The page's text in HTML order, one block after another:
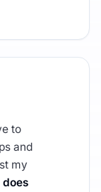
to
and
my
does